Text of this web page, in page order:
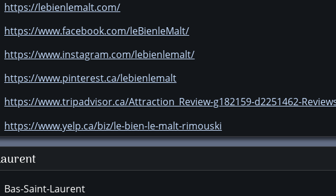
https://lebienlemalt.com/
https://www.facebook.com/leBienleMalt/
https://www.instagram.com/lebienlemalt/
https://www.pinterest.ca/lebienlemalt
https://www.tripadvisor.ca/Attraction_Review-g182159-d2251462-
https://www.yelp.ca/biz/le-bien-le-malt-rimouski
Bas-Saint-Laurent